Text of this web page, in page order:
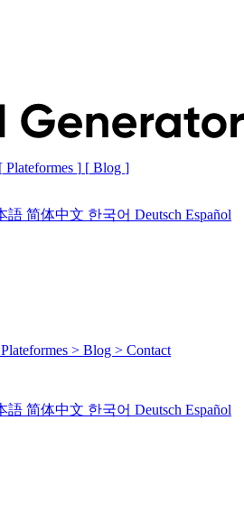
[ Plateformes ] [ Blog ]
語 简体中文 한국어 Deutsch Español
Plateformes > Blog > Contact
語 简体中文 한국어 Deutsch Español